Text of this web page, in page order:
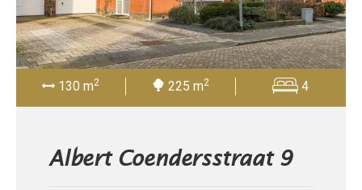
130 m2 225 m2 4
Albert Coendersstraat 9